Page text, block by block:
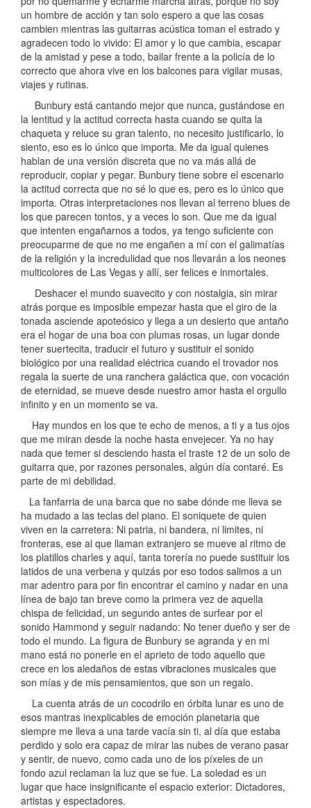
un hombre de acción y tan solo espero a que las cosas
cambien mientras las guitarras acústica toman el estrado y
agradecen todo lo vivido: El amor y lo que cambia, escapar
de la amistad y pese a todo, bailar frente a la policía de lo
correcto que ahora vive en los balcones para vigilar musas,
viajes y rutinas.
Bunbury está cantando mejor que nunca, gustándose en
la lentitud y la actitud correcta hasta cuando se quita la
chaqueta y reluce su gran talento, no necesito justificarlo, lo
siento, eso es lo único que importa. Me da igual quienes
hablan de una versión discreta que no va más allá de
reproducir, copiar y pegar. Bunbury tiene sobre el escenario
la actitud correcta que no sé lo que es, pero es lo único que
importa. Otras interpretaciones nos llevan al terreno blues de
los que parecen tontos, y a veces lo son. Que me da igual
que intenten engañarnos a todos, ya tengo suficiente con
preocuparme de que no me engañen a mí con el galimatías
de la religión y la incredulidad que nos llevarán a los neones
multicolores de Las Vegas y allí, ser felices e inmortales.
Deshacer el mundo suavecito y con nostalgia, sin mirar
atrás porque es imposible empezar hasta que el giro de la
tonada asciende apoteósico y llega a un desierto que antaño
era el hogar de una boa con plumas rosas, un lugar donde
tener suertecita, traducir el futuro y sustituir el sonido
biológico por una realidad eléctrica cuando el trovador nos
regala la suerte de una ranchera galáctica que, con vocación
de eternidad, se mueve desde nuestro amor hasta el orgullo
infinito y en un momento se va.
Hay mundos en los que te echo de menos, a ti y a tus ojos
que me miran desde la noche hasta envejecer. Ya no hay
nada que temer si desciendo hasta el traste 12 de un solo de
guitarra que, por razones personales, algún día contaré. Es
parte de mi debilidad.
La fanfarria de una barca que no sabe dónde me lleva se
ha mudado a las teclas del piano. El soniquete de quien
viven en la carretera: Ni patria, ni bandera, ni limites, ni
fronteras, ese al que llaman extranjero se mueve al ritmo de
los platillos charles y aquí, tanta torería no puede sustituir los
latidos de una verbena y quizás por eso todos salimos a un
mar adentro para por fin encontrar el camino y nadar en una
línea de bajo tan breve como la primera vez de aquella
chispa de felicidad, un segundo antes de surfear por el
sonido Hammond y seguir nadando: No tener dueño y ser de
todo el mundo. La figura de Bunbury se agranda y en mi
mano está no ponerle en el aprieto de todo aquello que
crece en los aledaños de estas vibraciones musicales que
son mías y de mis pensamientos, que son un regalo.
La cuenta atrás de un cocodrilo en órbita lunar es uno de
esos mantras inexplicables de emoción planetaria que
siempre me lleva a una tarde vacía sin ti, al día que estaba
perdido y solo era capaz de mirar las nubes de verano pasar
y sentir, de nuevo, como cada uno de los píxeles de un
fondo azul reclaman la luz que se fue. La soledad es un
lugar que hace insignificante el espacio exterior: Dictadores,
artistas y espectadores.